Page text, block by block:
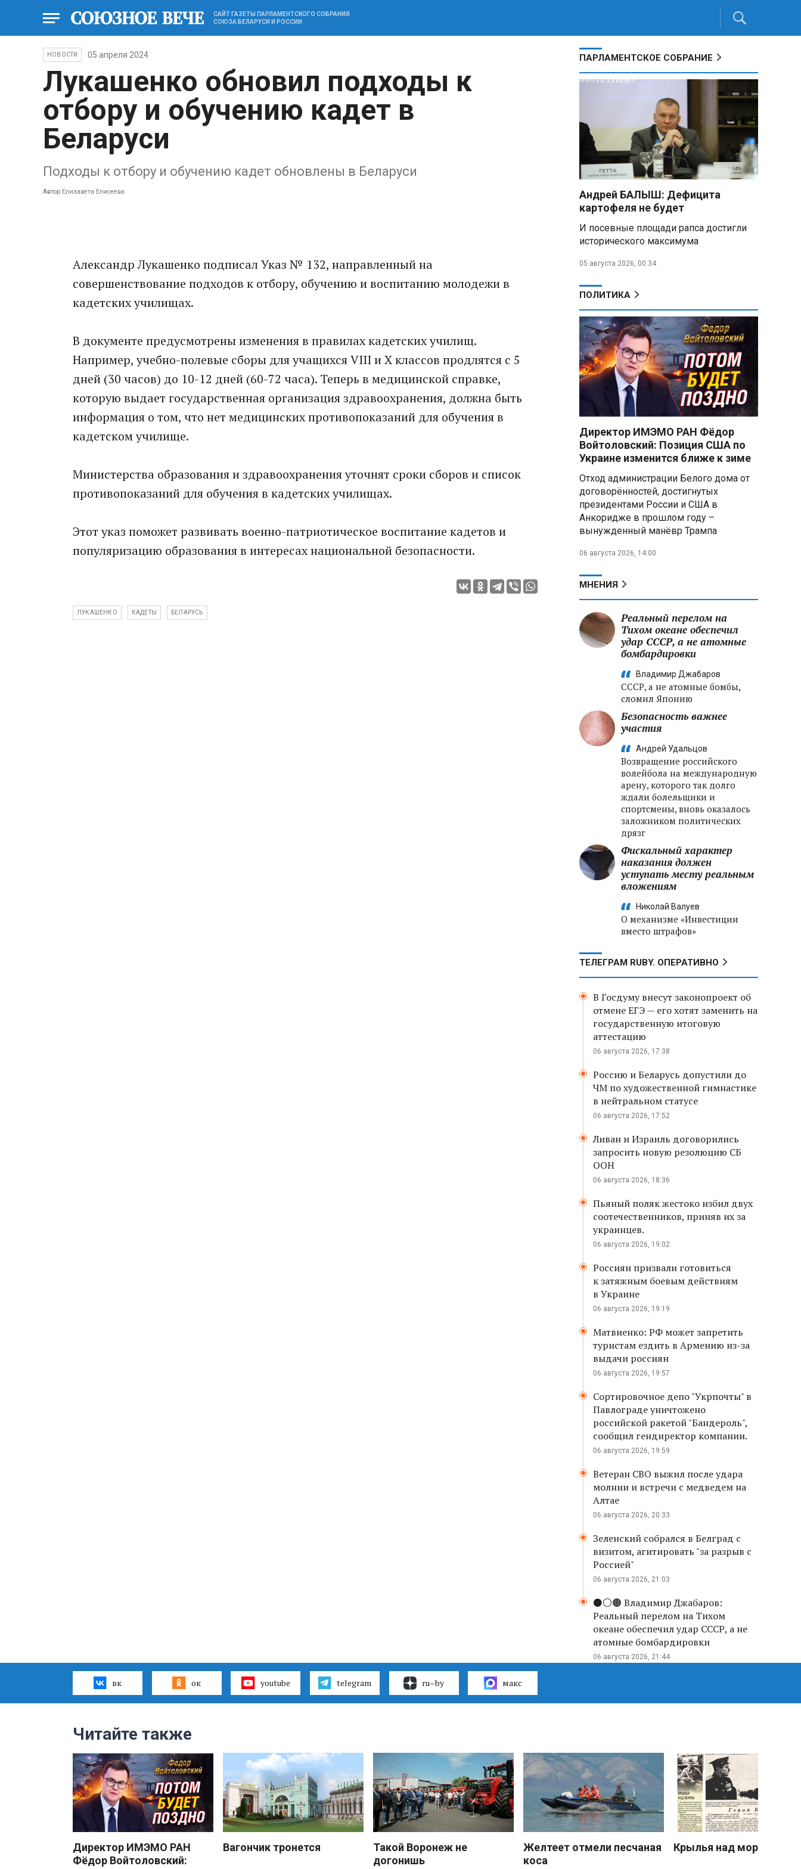
САЙТ ГАЗЕТЫ ПАРЛАМЕНТСКОГО СОБРАНИЯ
СОЮЗА БЕЛАРУСИ И РОССИИ
НОВОСТИ 05 апреля 2024
Лукашенко обновил подходы к
отбору и обучению кадет в
Беларуси
Подходы к отбору и обучению кадет обновлены в Беларуси
Автор Елизавета Елисеева
Александр Лукашенко подписал Указ № 132, направленный на
совершенствование подходов к отбору, обучению и воспитанию молодежи в
кадетских училищах.
В документе предусмотрены изменения в правилах кадетских училищ.
Например, учебно-полевые сборы для учащихся VIII и X классов продлятся с 5
дней (30 часов) до 10-12 дней (60-72 часа). Теперь в медицинской справке,
которую выдает государственная организация здравоохранения, должна быть
информация о том, что нет медицинских противопоказаний для обучения в
кадетском училище.
Министерства образования и здравоохранения уточнят сроки сборов и список
противопоказаний для обучения в кадетских училищах.
Этот указ поможет развивать военно-патриотическое воспитание кадетов и
популяризацию образования в интересах национальной безопасности.
ЛУКАШЕНКО КАДЕТЫ БЕЛАРУСЬ
ПАРЛАМЕНТСКОЕ СОБРАНИЕ
Андрей БАЛЫШ: Дефицита
картофеля не будет
И посевные площади рапса достигли
исторического максимума
05 августа 2026, 00:34
ПОЛИТИКА
Директор ИМЭМО РАН Фёдор
Войтоловский: Позиция США по
Украине изменится ближе к зиме
Отход администрации Белого дома от
договорённостей, достигнутых
президентами России и США в
Анкоридже в прошлом году –
вынужденный манёвр Трампа
06 августа 2026, 14:00
МНЕНИЯ
Реальный перелом на
Тихом океане обеспечил
удар СССР, а не атомные
бомбардировки
Владимир Джабаров
СССР, а не атомные бомбы,
сломил Японию
Безопасность важнее
участия
Андрей Удальцов
Возвращение российского
волейбола на международную
арену, которого так долго
ждали болельщики и
спортсмены, вновь оказалось
заложником политических
дрязг
Фискальный характер
наказания должен
уступать месту реальным
вложениям
Николай Валуев
О механизме «Инвестиции
вместо штрафов»
ТЕЛЕГРАМ RUBY. ОПЕРАТИВНО
В Госдуму внесут законопроект об
отмене ЕГЭ — его хотят заменить на
государственную итоговую
аттестацию
06 августа 2026, 17:38
Россию и Беларусь допустили до
ЧМ по художественной гимнастике
в нейтральном статусе
06 августа 2026, 17:52
Ливан и Израиль договорились
запросить новую резолюцию СБ
ООН
06 августа 2026, 18:36
Пьяный поляк жестоко избил двух
соотечественников, приняв их за
украинцев.
06 августа 2026, 19:02
Россиян призвали готовиться
к затяжным боевым действиям
в Украине
06 августа 2026, 19:19
Матвиенко: РФ может запретить
туристам ездить в Армению из-за
выдачи россиян
06 августа 2026, 19:57
Сортировочное депо "Укрпочты" в
Павлограде уничтожено
российской ракетой "Бандероль",
сообщил гендиректор компании.
06 августа 2026, 19:59
Ветеран СВО выжил после удара
молнии и встречи с медведем на
Алтае
06 августа 2026, 20:33
Зеленский собрался в Белград с
визитом, агитировать "за разрыв с
Россией"
06 августа 2026, 21:03
⚫️⚪️🟤 Владимир Джабаров:
Реальный перелом на Тихом
океане обеспечил удар СССР, а не
атомные бомбардировки
06 августа 2026, 21:44
вк ок youtube telegram ru–by макс
Читайте также
Директор ИМЭМО РАН
Фёдор Войтоловский:
Вагончик тронется
Такой Воронеж не
догонишь
Желтеет отмели песчаная
коса
Крылья над морем